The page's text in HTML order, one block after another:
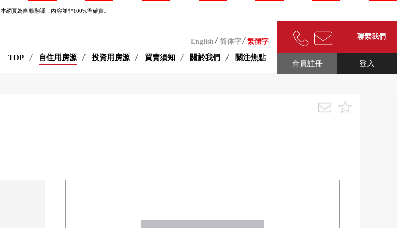
本網頁為自動翻譯，內容並非100%準確實。
English 简体字 繁體字
TOP 自住用房源 投資用房源 買賣須知 關於我們 關注焦點
聯繫我們
登入
會員註冊